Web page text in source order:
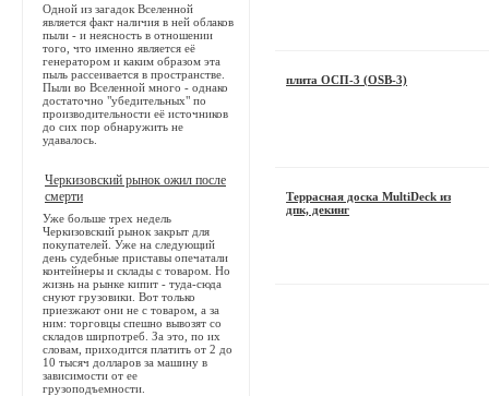
плита ОСП-3 (OSB-3)
Террасная доска MultiDeck из
дпк, декинг
Одной из загадок Вселенной
является факт наличия в ней облаков
пыли - и неясность в отношении
того, что именно является её
генератором и каким образом эта
пыль рассеивается в пространстве.
Пыли во Вселенной много - однако
достаточно "убедительных" по
производительности её источников
до сих пор обнаружить не
удавалось.
Черкизовский рынок ожил после
смерти
Уже больше трех недель
Черкизовский рынок закрыт для
покупателей. Уже на следующий
день судебные приставы опечатали
контейнеры и склады с товаром. Но
жизнь на рынке кипит - туда-сюда
снуют грузовики. Вот только
приезжают они не с товаром, а за
ним: торговцы спешно вывозят со
складов ширпотреб. За это, по их
словам, приходится платить от 2 до
10 тысяч долларов за машину в
зависимости от ее
грузоподъемности.